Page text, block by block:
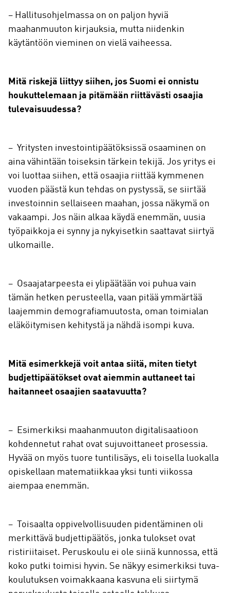
– Hallitusohjelmassa on on paljon hyviä
maahanmuuton kirjauksia, mutta niidenkin
käytäntöön vieminen on vielä vaiheessa.
Mitä riskejä liittyy siihen, jos Suomi ei onnistu
houkuttelemaan ja pitämään riittävästi osaajia
tulevaisuudessa?
– Yritysten investointipäätöksissä osaaminen on
aina vähintään toiseksin tärkein tekijä. Jos yritys ei
voi luottaa siihen, että osaajia riittää kymmenen
vuoden päästä kun tehdas on pystyssä, se siirtää
investoinnin sellaiseen maahan, jossa näkymä on
vakaampi. Jos näin alkaa käydä enemmän, uusia
työpaikkoja ei synny ja nykyisetkin saattavat siirtyä
ulkomaille.
– Osaajatarpeesta ei ylipäätään voi puhua vain
tämän hetken perusteella, vaan pitää ymmärtää
laajemmin demografiamuutosta, oman toimialan
eläköitymisen kehitystä ja nähdä isompi kuva.
Mitä esimerkkejä voit antaa siitä, miten tietyt
budjettipäätökset ovat aiemmin auttaneet tai
haitanneet osaajien saatavuutta?
– Esimerkiksi maahanmuuton digitalisaatioon
kohdennetut rahat ovat sujuvoittaneet prosessia.
Hyvää on myös tuore tuntilisäys, eli toisella luokalla
opiskellaan matematiikkaa yksi tunti viikossa
aiempaa enemmän.
– Toisaalta oppivelvollisuuden pidentäminen oli
merkittävä budjettipäätös, jonka tulokset ovat
ristiriitaiset. Peruskoulu ei ole siinä kunnossa, että
koko putki toimisi hyvin. Se näkyy esimerkiksi tuva-
koulutuksen voimakkaana kasvuna eli siirtymä